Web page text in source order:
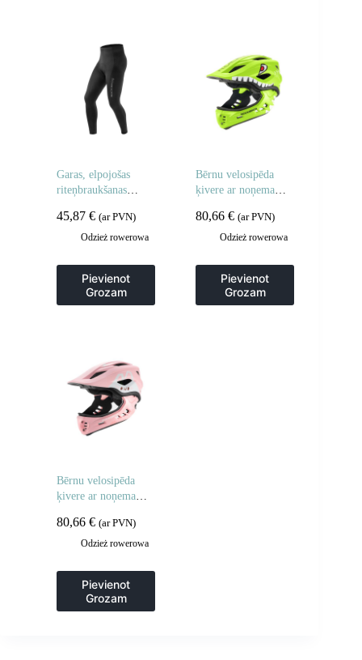
Garas, elpojošas
riteņbraukšanas
izmēra polsterējumu
– melnas
45,87 € (ar PVN)
Odzież rowerowa
Pievienot
Grozam
Bērnu velosipēda
ķivere ar noņemamu
cm – zaļa haizivs
80,66€ (ar PVN)
Odzież rowerowa
Pievienot
Grozam
Bērnu velosipēda
ķivere ar noņemamu
52cm – rozā truša
forma
80,66 € (ar PVN)
Odzież rowerowa
Pievienot
Grozam